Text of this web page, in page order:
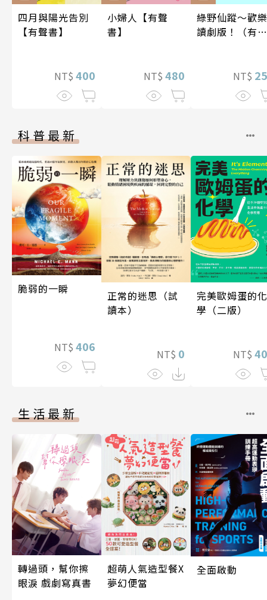
四月與陽光告別
【有聲書】
NT$ 400
小婦人【有聲
書】
NT$ 480
綠野仙蹤～歡樂
讀劇版！（有聲
NT$
科普最新
脆弱的一瞬
NT$ 406
正常的迷思（試
讀本）
NT$ 0
完美歐姆蛋的化
學（二版）
NT$
生活最新
轉過頭，幫你擦
眼淚 戲劇寫真書
超萌人氣造型餐X
夢幻便當
全面啟動